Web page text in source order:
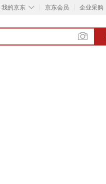
◇
我的京东 京东会员 企业采购